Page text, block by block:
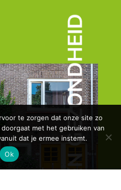
te zorgen dat onze site zo
met het gebruiken van
dat je ermee instemt.
Ok